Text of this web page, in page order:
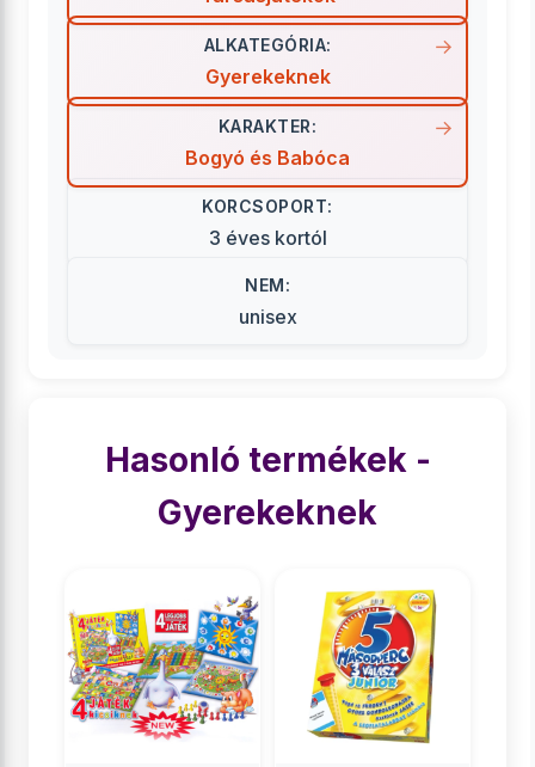
ALKATEGÓRIA:
Gyerekeknek
KARAKTER:
Bogyó és Babóca
KORCSOPORT:
3 éves kortól
NEM:
unisex
Hasonló termékek -
Gyerekeknek